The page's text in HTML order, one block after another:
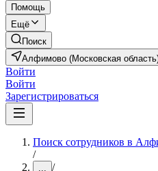
Помощь
Ещё
Поиск
Алфимово (Московская
Войти
Войти
Зарегистрироваться
Поиск сотрудников в
/
... /